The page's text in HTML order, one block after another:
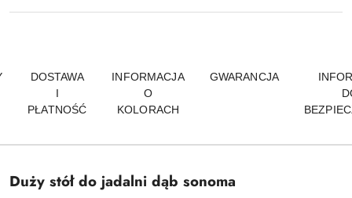
DOSTAWA
I
PŁATNOŚĆ
INFORMACJA
O
KOLORACH
GWARANCJA
Duży stół do jadalni dąb sonoma